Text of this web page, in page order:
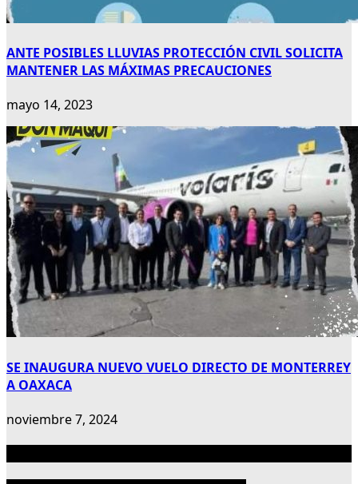
ANTE POSIBLES LLUVIAS PROTECCIÓN CIVIL SOLICITA
MANTENER LAS MÁXIMAS PRECAUCIONES
mayo 14, 2023
SE INAUGURA NUEVO VUELO DIRECTO DE MONTERREY
A OAXACA
noviembre 7, 2024